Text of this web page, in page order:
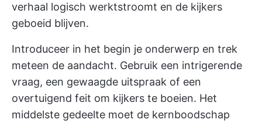
verhaal logisch werktstroomt en de kijkers
geboeid blijven.
Introduceer in het begin je onderwerp en trek
meteen de aandacht. Gebruik een intrigerende
vraag, een gewaagde uitspraak of een
overtuigend feit om kijkers te boeien. Het
middelste gedeelte moet de kernboodschap